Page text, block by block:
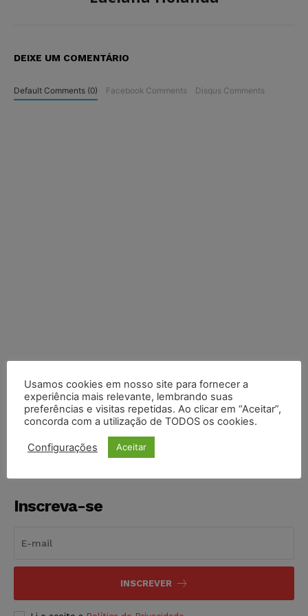
DEIXE UM COMENTÁRIO
Default Comments (0) Facebook Comments Disqus Comments
COMPARTILHE
Inscreva-se
INSCREVER
Usamos cookies em nosso site para fornecer a
experiência mais relevante, lembrando suas
preferências e visitas repetidas. Ao clicar em “Aceitar”,
concorda com a utilização de TODOS os cookies.
Configurações Aceitar